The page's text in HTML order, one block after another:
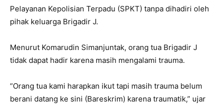
Pelayanan Kepolisian Terpadu (SPKT) tanpa dihadiri oleh
pihak keluarga Brigadir J.
Menurut Komarudin Simanjuntak, orang tua Brigadir J
tidak dapat hadir karena masih mengalami trauma.
“Orang tua kami harapkan ikut tapi masih trauma belum
berani datang ke sini (Bareskrim) karena traumatik,” ujar